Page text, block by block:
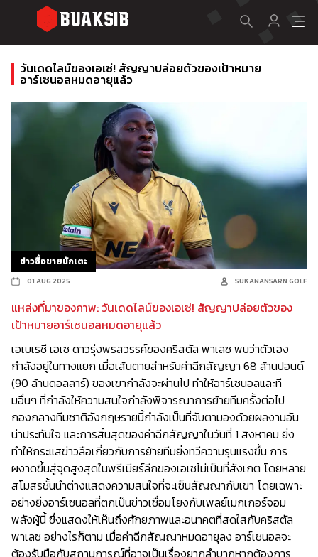
วันเดดไลน์ของเอเซ่! สัญญาปล่อยตัวของเป้าหมาย
อาร์เซนอลหมดอายุแล้ว
ข่าวซื้อขายนักเตะ
01 AUG 2025 SUKANANSARN GOLF
แหล่งที่มาของภาพ: วันเดดไลน์ของเอเซ่! สัญญาปล่อยตัวของ
เป้าหมายอาร์เซนอลหมดอายุแล้ว
เอเบเรชี เอเซ ดาวรุ่งพรสวรรค์ของคริสตัล พาเลซ พบว่าตัวเอง
กำลังอยู่ในทางแยก เมื่อเส้นตายสำหรับค่าฉีกสัญญา 68 ล้านปอนด์
(90 ล้านดอลลาร์) ของเขากำลังจะผ่านไป ทำให้อาร์เซนอลและที
มอื่นๆ ที่กำลังให้ความสนใจกำลังพิจารณาการย้ายทีมครั้งต่อไป
กองกลางทีมชาติอังกฤษรายนี้กำลังเป็นที่จับตามองด้วยผลงานอัน
น่าประทับใจ และการสิ้นสุดของค่าฉีกสัญญาในวันที่ 1 สิงหาคม ยิ่ง
ทำให้กระแสข่าวลือเกี่ยวกับการย้ายทีมยิ่งทวีความรุนแรงขึ้น การ
ผงาดขึ้นสู่จุดสูงสุดในพรีเมียร์ลีกของเอเซไม่เป็นที่สังเกต โดยหลาย
สโมสรชั้นนำต่างแสดงความสนใจที่จะเซ็นสัญญากับเขา โดยเฉพาะ
อย่างยิ่งอาร์เซนอลที่ตกเป็นข่าวเชื่อมโยงกับเพลย์เมกเกอร์จอม
พลังผู้นี้ ซึ่งแสดงให้เห็นถึงศักยภาพและอนาคตที่สดใสกับคริสตัล
พาเลซ อย่างไรก็ตาม เมื่อค่าฉีกสัญญาหมดอายุลง อาร์เซนอลจะ
ต้องรับมือกับสถานการณ์ที่อาจเป็นเรื่องยากลำบากหากต้องการ